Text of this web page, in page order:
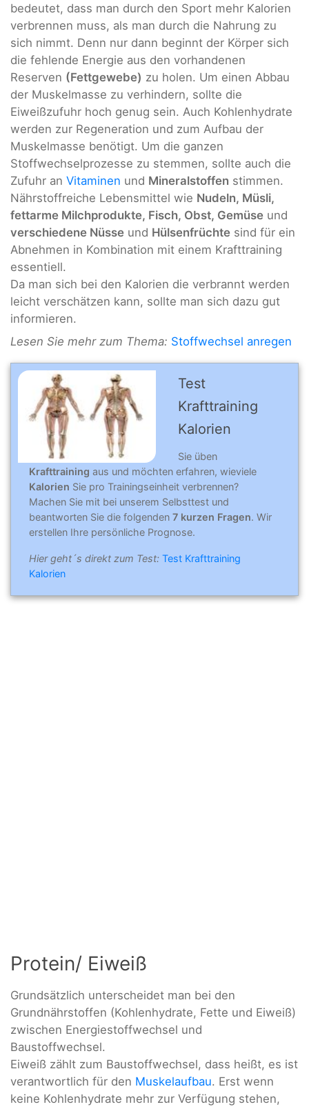
bedeutet, dass man durch den Sport mehr Kalorien
verbrennen muss, als man durch die Nahrung zu
sich nimmt. Denn nur dann beginnt der Körper sich
die fehlende Energie aus den vorhandenen
Reserven (Fettgewebe) zu holen. Um einen Abbau
der Muskelmasse zu verhindern, sollte die
Eiweißzufuhr hoch genug sein. Auch Kohlenhydrate
werden zur Regeneration und zum Aufbau der
Muskelmasse benötigt. Um die ganzen
Stoffwechselprozesse zu stemmen, sollte auch die
Zufuhr an Vitaminen und Mineralstoffen stimmen.
Nährstoffreiche Lebensmittel wie Nudeln, Müsli,
fettarme Milchprodukte, Fisch, Obst, Gemüse und
verschiedene Nüsse und Hülsenfrüchte sind für ein
Abnehmen in Kombination mit einem Krafttraining
essentiell.
Da man sich bei den Kalorien die verbrannt werden
leicht verschätzen kann, sollte man sich dazu gut
informieren.
Lesen Sie mehr zum Thema: Stoffwechsel anregen
Test
Krafttraining
Kalorien
Sie üben
Krafttraining aus und möchten erfahren, wieviele
Kalorien Sie pro Trainingseinheit verbrennen?
Machen Sie mit bei unserem Selbsttest und
beantworten Sie die folgenden 7 kurzen Fragen. Wir
erstellen Ihre persönliche Prognose.
Hier geht´s direkt zum Test: Test Krafttraining
Kalorien
Protein/ Eiweiß
Grundsätzlich unterscheidet man bei den
Grundnährstoffen (Kohlenhydrate, Fette und Eiweiß)
zwischen Energiestoffwechsel und
Baustoffwechsel.
Eiweiß zählt zum Baustoffwechsel, dass heißt, es ist
verantwortlich für den Muskelaufbau. Erst wenn
keine Kohlenhydrate mehr zur Verfügung stehen,